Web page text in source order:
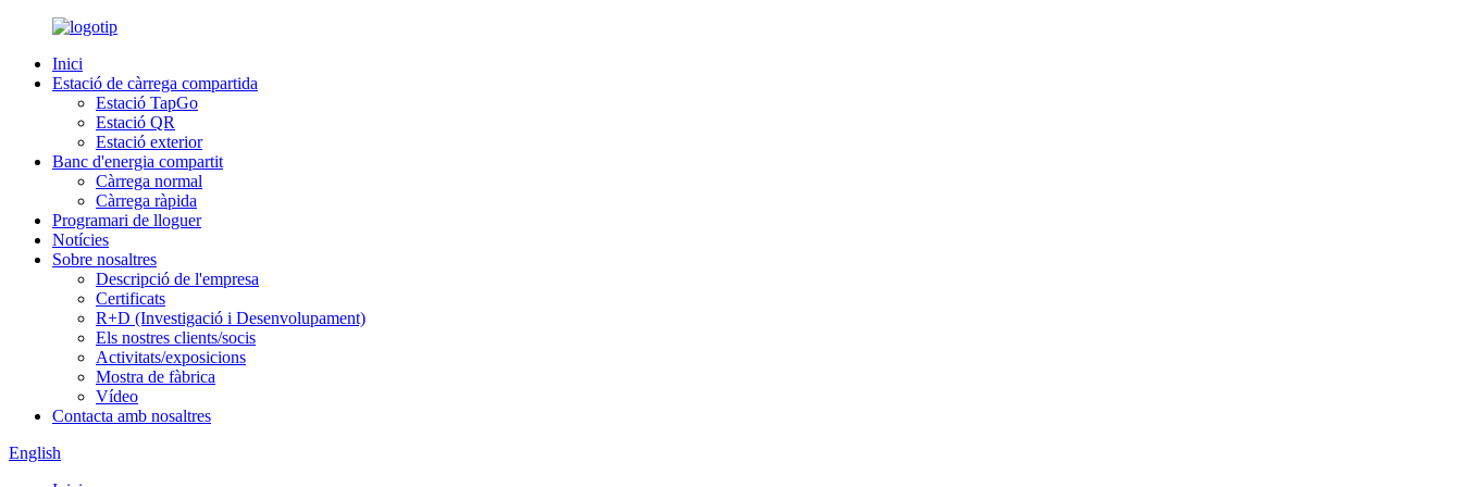
Inici
Estació de càrrega compartida
Estació TapGo
Estació QR
Estació exterior
Banc d'energia compartit
Càrrega normal
Càrrega ràpida
Programari de lloguer
Notícies
Sobre nosaltres
Descripció de l'empresa
Certificats
R+D (Investigació i Desenvolupament)
Els nostres clients/socis
Activitats/exposicions
Mostra de fàbrica
Vídeo
Contacta amb nosaltres
English